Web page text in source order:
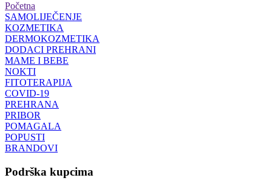
Početna
SAMOLIJEČENJE
KOZMETIKA
DERMOKOZMETIKA
DODACI PREHRANI
MAME I BEBE
NOKTI
FITOTERAPIJA
COVID-19
PREHRANA
PRIBOR
POMAGALA
POPUSTI
BRANDOVI
Podrška kupcima